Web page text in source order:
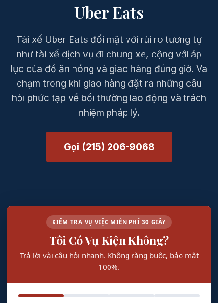
Uber Eats
Tài xế Uber Eats đối mặt với rủi ro tương tự
như tài xế dịch vụ đi chung xe, cộng với áp
lực của đồ ăn nóng và giao hàng đúng giờ. Va
chạm trong khi giao hàng đặt ra những câu
hỏi phức tạp về bồi thường lao động và trách
nhiệm pháp lý.
Gọi (215) 206-9068
KIỂM TRA VỤ VIỆC MIỄN PHÍ 30 GIÂY
Tôi Có Vụ Kiện Không?
Trả lời vài câu hỏi nhanh. Không ràng buộc, bảo mật
100%.